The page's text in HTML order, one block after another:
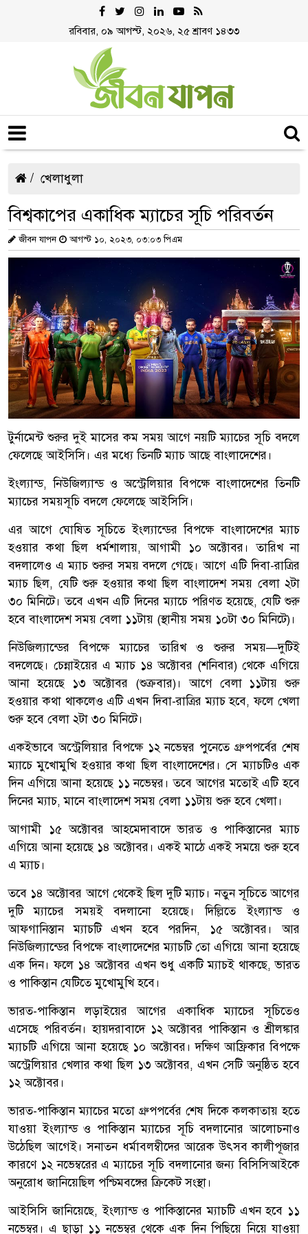
রবিবার, ০৯ আগস্ট, ২০২৬, ২৫ শ্রাবণ ১৪৩৩
খেলাধুলা
বিশ্বকাপের একাধিক ম্যাচের সূচি পরিবর্তন
জীবন যাপন আগস্ট ১০, ২০২৩, ০৩:০৩ পিএম
টুর্নামেন্ট শুরুর দুই মাসের কম সময় আগে নয়টি ম্যাচের সূচি বদলে
ফেলেছে আইসিসি। এর মধ্যে তিনটি ম্যাচ আছে বাংলাদেশের।
ইংল্যান্ড, নিউজিল্যান্ড ও অস্ট্রেলিয়ার বিপক্ষে বাংলাদেশের তিনটি
ম্যাচের সময়সূচি বদলে ফেলেছে আইসিসি।
এর আগে ঘোষিত সূচিতে ইংল্যান্ডের বিপক্ষে বাংলাদেশের ম্যাচ
হওয়ার কথা ছিল ধর্মশালায়, আগামী ১০ অক্টোবর। তারিখ না
বদলালেও এ ম্যাচ শুরুর সময় বদলে গেছে। আগে এটি দিবা-রাত্রির
ম্যাচ ছিল, যেটি শুরু হওয়ার কথা ছিল বাংলাদেশ সময় বেলা ২টা
৩০ মিনিটে। তবে এখন এটি দিনের ম্যাচে পরিণত হয়েছে, যেটি শুরু
হবে বাংলাদেশ সময় বেলা ১১টায় (স্থানীয় সময় ১০টা ৩০ মিনিটে)।
নিউজিল্যান্ডের বিপক্ষে ম্যাচের তারিখ ও শুরুর সময়—দুটিই
বদলেছে। চেন্নাইয়ের এ ম্যাচ ১৪ অক্টোবর (শনিবার) থেকে এগিয়ে
আনা হয়েছে ১৩ অক্টোবর (শুক্রবার)। আগে বেলা ১১টায় শুরু
হওয়ার কথা থাকলেও এটি এখন দিবা-রাত্রির ম্যাচ হবে, ফলে খেলা
শুরু হবে বেলা ২টা ৩০ মিনিটে।
একইভাবে অস্ট্রেলিয়ার বিপক্ষে ১২ নভেম্বর পুনেতে গ্রুপপর্বের শেষ
ম্যাচে মুখোমুখি হওয়ার কথা ছিল বাংলাদেশের। সে ম্যাচটিও এক
দিন এগিয়ে আনা হয়েছে ১১ নভেম্বর। তবে আগের মতোই এটি হবে
দিনের ম্যাচ, মানে বাংলাদেশ সময় বেলা ১১টায় শুরু হবে খেলা।
আগামী ১৫ অক্টোবর আহমেদাবাদে ভারত ও পাকিস্তানের ম্যাচ
এগিয়ে আনা হয়েছে ১৪ অক্টোবর। একই মাঠে একই সময়ে শুরু হবে
এ ম্যাচ।
তবে ১৪ অক্টোবর আগে থেকেই ছিল দুটি ম্যাচ। নতুন সূচিতে আগের
দুটি ম্যাচের সময়ই বদলানো হয়েছে। দিল্লিতে ইংল্যান্ড ও
আফগানিস্তান ম্যাচটি এখন হবে পরদিন, ১৫ অক্টোবর। আর
নিউজিল্যান্ডের বিপক্ষে বাংলাদেশের ম্যাচটি তো এগিয়ে আনা হয়েছে
এক দিন। ফলে ১৪ অক্টোবর এখন শুধু একটি ম্যাচই থাকছে, ভারত
ও পাকিস্তান যেটিতে মুখোমুখি হবে।
ভারত-পাকিস্তান লড়াইয়ের আগের একাধিক ম্যাচের সূচিতেও
এসেছে পরিবর্তন। হায়দরাবাদে ১২ অক্টোবর পাকিস্তান ও শ্রীলঙ্কার
ম্যাচটি এগিয়ে আনা হয়েছে ১০ অক্টোবর। দক্ষিণ আফ্রিকার বিপক্ষে
অস্ট্রেলিয়ার খেলার কথা ছিল ১৩ অক্টোবর, এখন সেটি অনুষ্ঠিত হবে
১২ অক্টোবর।
ভারত-পাকিস্তান ম্যাচের মতো গ্রুপপর্বের শেষ দিকে কলকাতায় হতে
যাওয়া ইংল্যান্ড ও পাকিস্তান ম্যাচের সূচি বদলানোর আলোচনাও
উঠেছিল আগেই। সনাতন ধর্মাবলম্বীদের আরেক উৎসব কালীপূজার
কারণে ১২ নভেম্বরের এ ম্যাচের সূচি বদলানোর জন্য বিসিসিআইকে
অনুরোধ জানিয়েছিল পশ্চিমবঙ্গের ক্রিকেট সংস্থা।
আইসিসি জানিয়েছে, ইংল্যান্ড ও পাকিস্তানের ম্যাচটি এখন হবে ১১
নভেম্বর। এ ছাড়া ১১ নভেম্বর থেকে এক দিন পিছিয়ে নিয়ে যাওয়া